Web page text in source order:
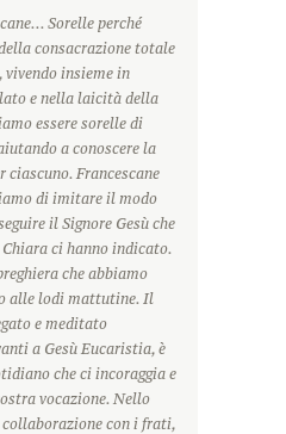
Sorelle perché
consacrazione totale
insieme in
e nella laicità della
essere sorelle di
a conoscere la
ciascuno. Francescane
di imitare il modo
il Signore Gesù che
Chiara ci hanno indicato.
che abbiamo
alle lodi mattutine. Il
e meditato
a Gesù Eucaristia, è
che ci incoraggia e
vocazione. Nello
con i frati,